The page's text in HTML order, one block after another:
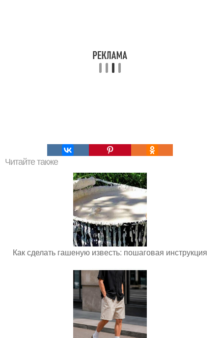
Читайте также
Как сделать гашеную известь: пошаговая инструкция